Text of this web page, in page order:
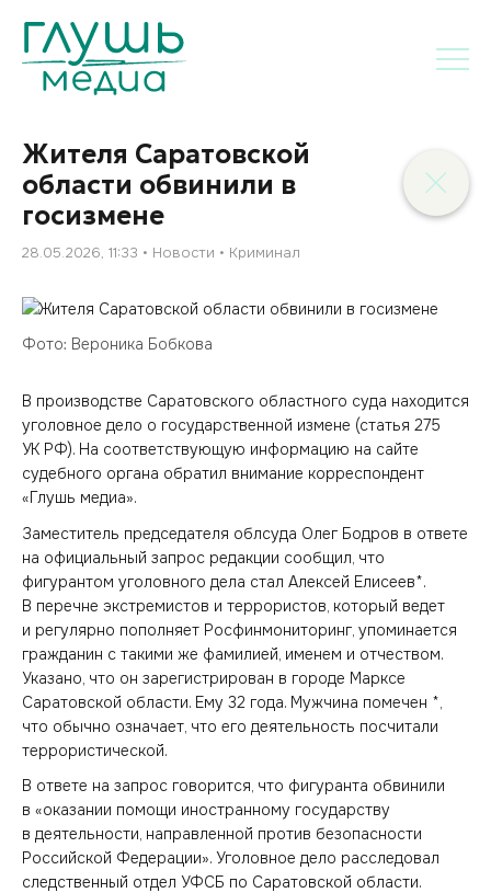
Жителя Саратовской
области обвинили в
госизмене
28.05.2026, 11:33 Новости Криминал
Фото: Вероника Бобкова
В производстве Саратовского областного суда находится
уголовное дело о государственной измене (статья 275
УК РФ). На соответствующую информацию на сайте
судебного органа обратил внимание корреспондент
«Глушь медиа».
Заместитель председателя облсуда Олег Бодров в ответе
на официальный запрос редакции сообщил, что
фигурантом уголовного дела стал Алексей Елисеев*.
В перечне экстремистов и террористов, который ведет
и регулярно пополняет Росфинмониторинг, упоминается
гражданин с такими же фамилией, именем и отчеством.
Указано, что он зарегистрирован в городе Марксе
Саратовской области. Ему 32 года. Мужчина помечен *,
что обычно означает, что его деятельность посчитали
террористической.
В ответе на запрос говорится, что фигуранта обвинили
в «оказании помощи иностранному государству
в деятельности, направленной против безопасности
Российской Федерации». Уголовное дело расследовал
следственный отдел УФСБ по Саратовской области.